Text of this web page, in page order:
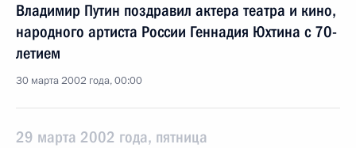
Владимир Путин поздравил актера театра и кино,
народного артиста России Геннадия Юхтина с 70-
летием
30 марта 2002 года, 00:00
29 марта 2002 года, пятница